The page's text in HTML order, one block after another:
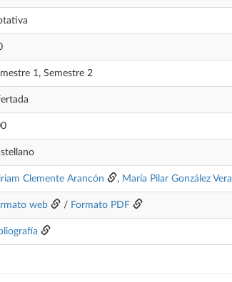
1, Semestre 2
Clemente Arancón , María Pilar González Vera
web / Formato PDF